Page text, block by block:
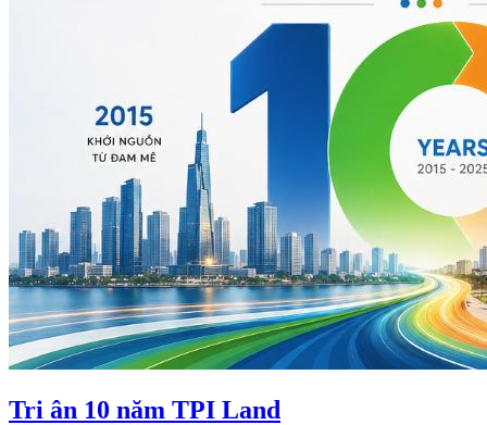
Tri ân 10 năm TPI Land